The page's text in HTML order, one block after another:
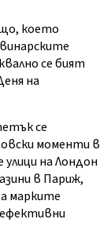
което
се бият
на
се
моменти в
на Лондон
в Париж,
марките